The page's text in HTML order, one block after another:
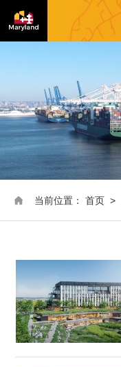
当前位置： 首页 >